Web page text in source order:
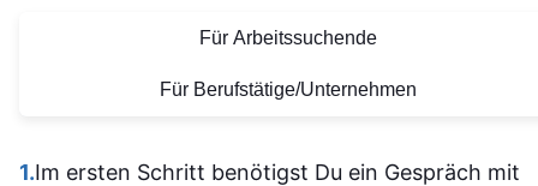
Lernmaterialien sind auf
einem hohen Niveau.
Lernerfahrung
aufgebaut
Für Arbeitssuchende
Für Berufstätige/Unternehmen
1.Im ersten Schritt benötigst Du ein Gespräch mit